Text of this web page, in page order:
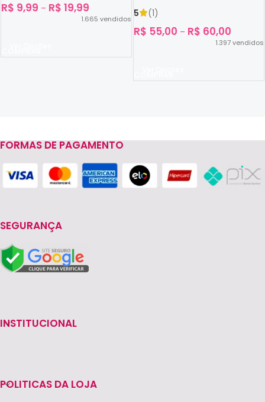
R$ 9,99 – R$ 19,99
1.665 vendidos
5
(1)
R$ 55,00 – R$ 60,00
1.397vendidos
Read more
FORMAS DE PAGAMENTO
SEGURANÇA
INSTITUCIONAL
POLITICAS DA LOJA